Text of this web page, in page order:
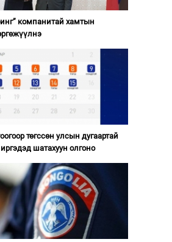
компанитай хамтын
төгссөн улсын дугаартай
шатахуун олгоно